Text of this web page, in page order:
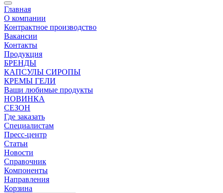
Главная
О компании
Контрактное производство
Вакансии
Контакты
Продукция
БРЕНДЫ
КАПСУЛЫ СИРОПЫ
КРЕМЫ ГЕЛИ
Ваши любимые продукты
НОВИНКА
СЕЗОН
Где заказать
Специалистам
Пресс-центр
Статьи
Новости
Справочник
Компоненты
Направления
Корзина